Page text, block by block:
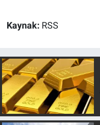
Kaynak: RSS